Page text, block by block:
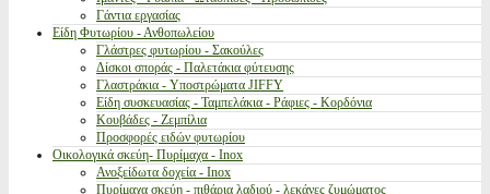
Γάντια εργασίας
Είδη Φυτωρίου - Ανθοπωλείου
Γλάστρες φυτωρίου - Σακούλες
Δίσκοι σποράς - Παλετάκια φύτευσης
Γλαστράκια - Υποστρώματα JIFFY
Είδη συσκευασίας - Ταμπελάκια - Ράφιες - Κορδόνια
Κουβάδες - Ζεμπίλια
Προσφορές ειδών φυτωρίου
Οικολογικά σκεύη- Πυρίμαχα - Inox
Ανοξείδωτα δοχεία - Inox
Πυρίμαχα σκεύη - πιθάρια λαδιού - λεκάνες ζυμώματος